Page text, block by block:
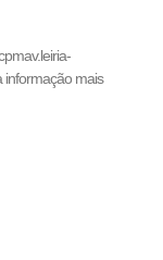
informação mais